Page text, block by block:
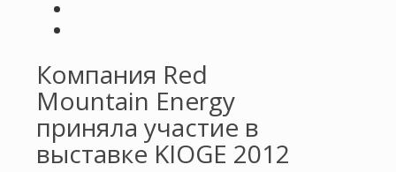
Компания Red
Mountain Energy
приняла участие в
выставке KIOGE 2012